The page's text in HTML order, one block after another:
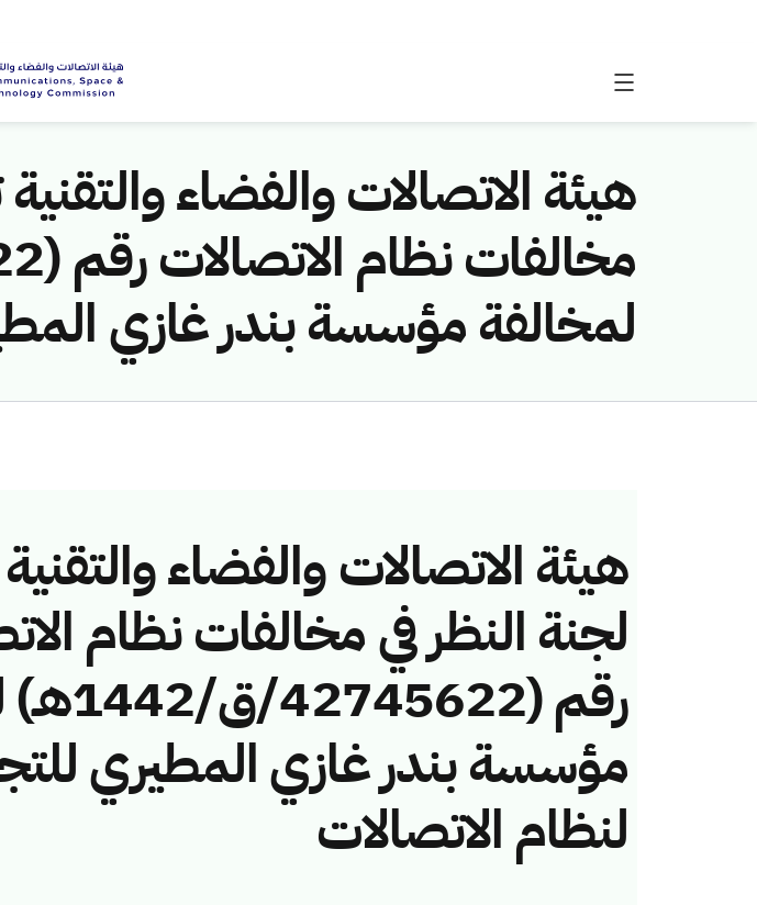
هيئة الاتصالات والفضاء
لمخالفة مؤسسة بندر غازي
هيئة الاتصالات والفضاء
لجنة النظر في مخالفات نظام
رقم
مؤسسة بندر غازي المطيري
لنظام الاتصالات